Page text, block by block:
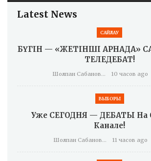
Latest News
САЙЛАУ
БҮГІН — «ЖЕТІНШІ АРНАДА»
ТЕЛЕДЕБАТ!
Шолпан Сабанова 10 часов ago
ВЫБОРЫ
Уже СЕГОДНЯ — ДЕБАТЫ На
Канале!
Шолпан Сабанова 11 часов ago